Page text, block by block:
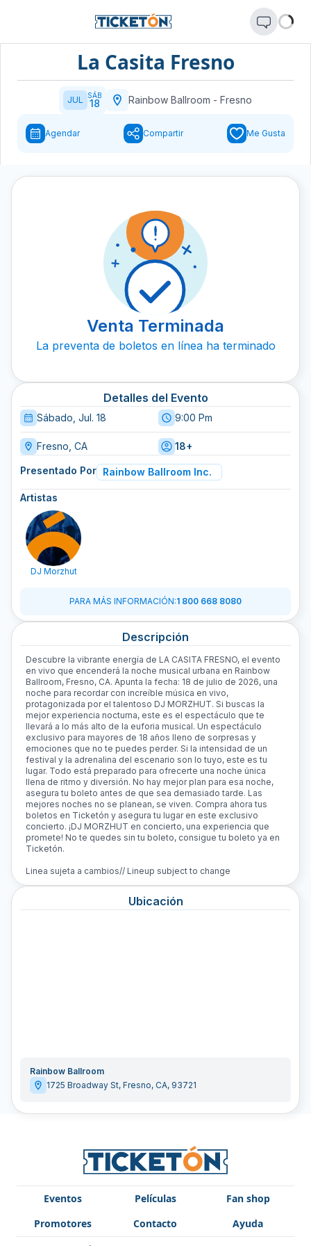
La Casita Fresno
JUL SÁB
18 Rainbow Ballroom - Fresno
Agendar Compartir Me Gusta
Venta Terminada
La preventa de boletos en línea ha terminado
Detalles del Evento
Sábado, Jul. 18 9:00 Pm
Fresno, CA 18+
Presentado Por Rainbow Ballroom Inc.
Artistas
DJ Morzhut
PARA MÁS INFORMACIÓN:1 800 668 8080
Descripción
Descubre la vibrante energía de LA CASITA FRESNO, el evento
en vivo que encenderá la noche musical urbana en Rainbow
Ballroom, Fresno, CA. Apunta la fecha: 18 de julio de 2026, una
noche para recordar con increíble música en vivo,
protagonizada por el talentoso DJ MORZHUT. Si buscas la
mejor experiencia nocturna, este es el espectáculo que te
llevará a lo más alto de la euforia musical. Un espectáculo
exclusivo para mayores de 18 años lleno de sorpresas y
emociones que no te puedes perder. Si la intensidad de un
festival y la adrenalina del escenario son lo tuyo, este es tu
lugar. Todo está preparado para ofrecerte una noche única
llena de ritmo y diversión. No hay mejor plan para esa noche,
asegura tu boleto antes de que sea demasiado tarde. Las
mejores noches no se planean, se viven. Compra ahora tus
boletos en Ticketón y asegura tu lugar en este exclusivo
concierto. ¡DJ MORZHUT en concierto, una experiencia que
promete! No te quedes sin tu boleto, consigue tu boleto ya en
Ticketón.
Linea sujeta a cambios// Lineup subject to change
Ubicación
Rainbow Ballroom
1725 Broadway St, Fresno, CA, 93721
Eventos Películas
Fan shop
Promotores
Contacto
Ayuda